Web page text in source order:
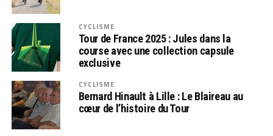
CYCLISME
Tour de France 2025 : Jules dans la
course avec une collection capsule
exclusive
CYCLISME
Bernard Hinault à Lille : Le Blaireau au
cœur de l’histoire du Tour